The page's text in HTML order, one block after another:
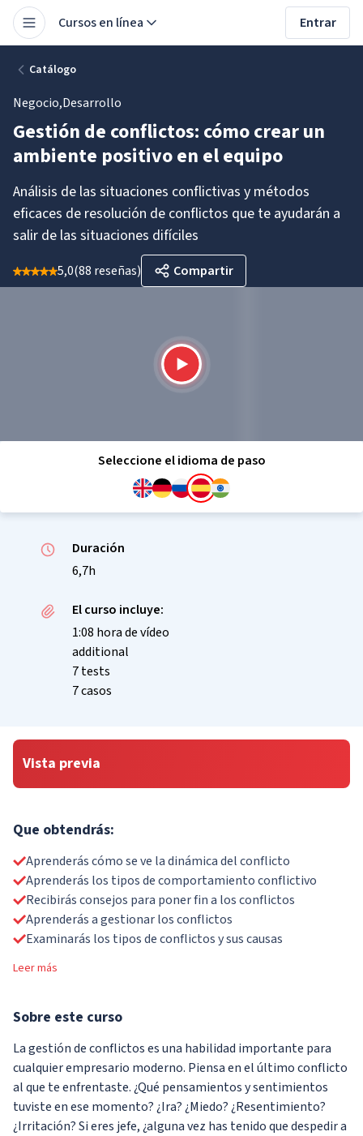
Cursos en línea Entrar
Catálogo
Negocio,Desarrollo
Gestión de conflictos: cómo crear un
ambiente positivo en el equipo
Análisis de las situaciones conflictivas y métodos
eficaces de resolución de conflictos que te ayudarán a
salir de las situaciones difíciles
5,0(88 reseñas) Compartir
Seleccione el idioma de paso
Duración
6,7h
El curso incluye:
1:08 hora de vídeo
additional
7 tests
7 casos
Vista previa
Que obtendrás:
Aprenderás cómo se ve la dinámica del conflicto
Aprenderás los tipos de comportamiento conflictivo
Recibirás consejos para poner fin a los conflictos
Aprenderás a gestionar los conflictos
Examinarás los tipos de conflictos y sus causas
Leer más
Sobre este curso
La gestión de conflictos es una habilidad importante para
cualquier empresario moderno. Piensa en el último conflicto
al que te enfrentaste. ¿Qué pensamientos y sentimientos
tuviste en ese momento? ¿Ira? ¿Miedo? ¿Resentimiento?
¿Irritación? Si eres jefe, ¿alguna vez has tenido que despedir a